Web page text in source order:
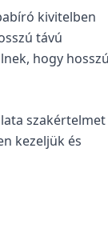
kivitelben
távú
hogy hosszú
szakértelmet
kezeljük és